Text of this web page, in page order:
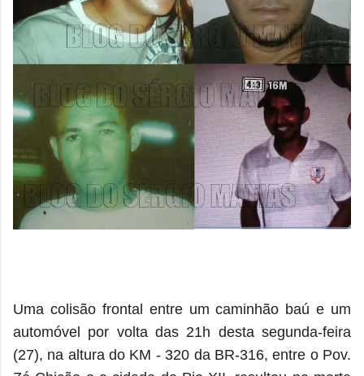
Uma colisão frontal entre um caminhão baú e um
automóvel por volta das 21h desta segunda-feira
(27), na altura do KM - 320 da BR-316, entre o Pov.